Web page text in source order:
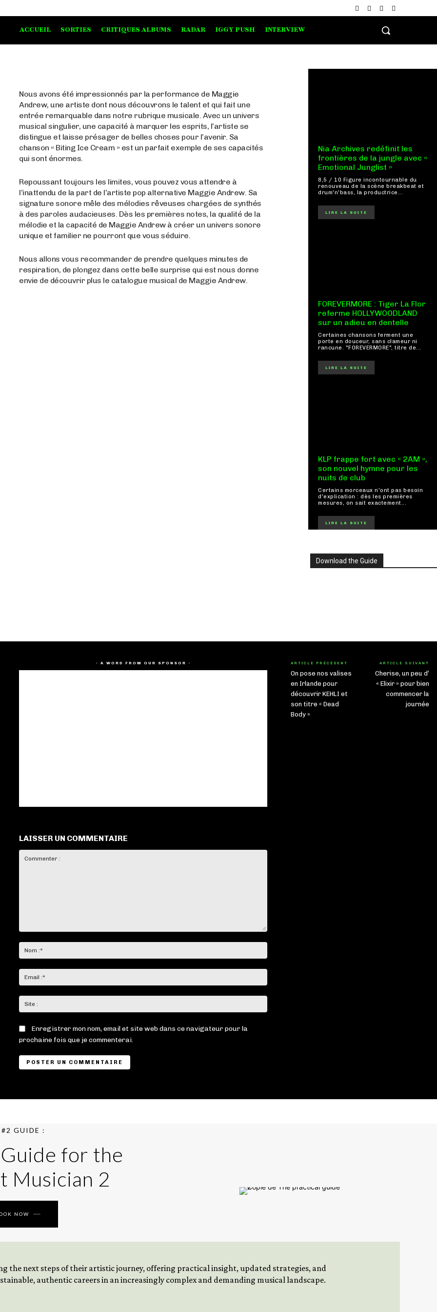
ACCUEIL SORTIES CRITIQUES ALBUMS RADAR IGGY PUSH INTERVIEW
Nous avons été impressionnés par la performance de Maggie
Andrew, une artiste dont nous découvrons le talent et qui fait une
entrée remarquable dans notre rubrique musicale. Avec un univers
musical singulier, une capacité à marquer les esprits, l’artiste se
distingue et laisse présager de belles choses pour l’avenir. Sa
chanson « Biting Ice Cream » est un parfait exemple de ses capacités
qui sont énormes.
Repoussant toujours les limites, vous pouvez vous attendre à
l’inattendu de la part de l’artiste pop alternative Maggie Andrew. Sa
signature sonore mêle des mélodies rêveuses chargées de synthés
à des paroles audacieuses. Dès les premières notes, la qualité de la
mélodie et la capacité de Maggie Andrew à créer un univers sonore
unique et familier ne pourront que vous séduire.
Nous allons vous recommander de prendre quelques minutes de
respiration, de plongez dans cette belle surprise qui est nous donne
envie de découvrir plus le catalogue musical de Maggie Andrew.
Nia Archives redéfinit les
frontières de la jungle avec «
Emotional Junglist »
8,5 / 10 Figure incontournable du
renouveau de la scène breakbeat et
drum'n'bass, la productrice...
LIRE LA SUITE
FOREVERMORE : Tiger La Flor
referme HOLLYWOODLAND
sur un adieu en dentelle
Certaines chansons ferment une
porte en douceur, sans clameur ni
rancune. "FOREVERMORE", titre de...
LIRE LA SUITE
KLP frappe fort avec « 2AM »,
son nouvel hymne pour les
nuits de club
Certains morceaux n'ont pas besoin
d'explication : dès les premières
mesures, on sait exactement...
LIRE LA SUITE
Download the Guide
- A WORD FROM OUR SPONSOR -
LAISSER UN COMMENTAIRE
:*
:*
:
Enregistrer mon nom, email et site web dans ce navigateur pour la
prochaine fois que je commenterai.
ARTICLE PRÉCÉDENT
On pose nos valises
en Irlande pour
découvrir KEHLI et
son titre « Dead
Body »
ARTICLE SUIVANT
Cherise, un peu d’
« Elixir » pour bien
commencer la
journée
GUIDE :
for the
Musician 2
NOW
the next steps of their artistic journey, offering practical insight, updated strategies, and
authentic careers in an increasingly complex and demanding musical landscape.